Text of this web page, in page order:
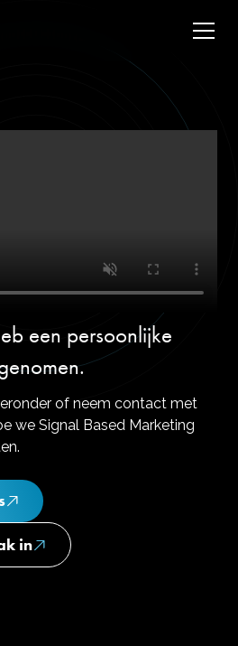
een persoonlijke
of neem contact met
we Signal Based Marketing
in